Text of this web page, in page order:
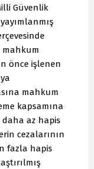
Güvenlik
önce işlenen
mahkum
kapsamına
daha az hapis
cezalarının
fazla hapis